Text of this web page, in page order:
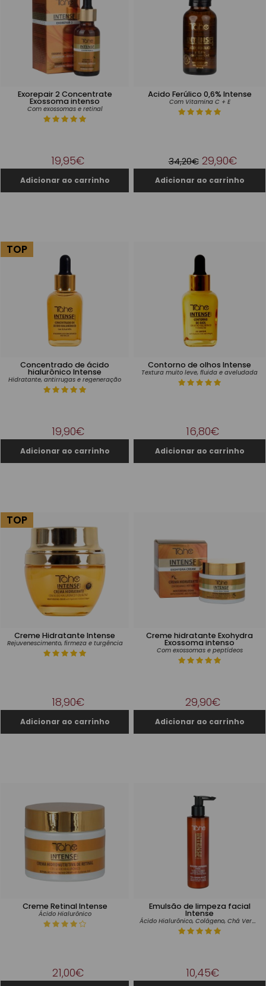
Exorepair 2 Concentrate
Exossoma intenso
Com exossomas e retinal
19,95€
Ácido Ferúlico 0,6% Intense
Com Vitamina C + E
34,20€ 29,90€
Concentrado de ácido
hialurônico Intense
Hidratante, antirrugas e regeneração
TOP
19,90€
Contorno de olhos Intense
Textura muito leve, fluida e aveludada
16,80€
Creme Hidratante Intense
Rejuvenescimento, firmeza e turgência
TOP
18,90€
Creme hidratante Exohydra
Exossoma intenso
Com exossomas e peptídeos
29,90€
Creme Retinal Intense
Ácido Hialurônico
21,00€
Emulsão de limpeza facial
Intense
Ácido Hialurônico, Colágeno, Chá Verde y Óleo de Amêndoas Doces
10,45€